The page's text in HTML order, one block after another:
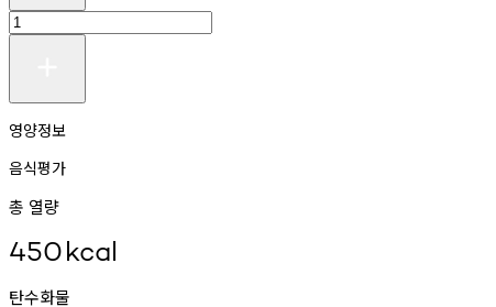
영양정보
음식평가
총 열량
450kcal
탄수화물